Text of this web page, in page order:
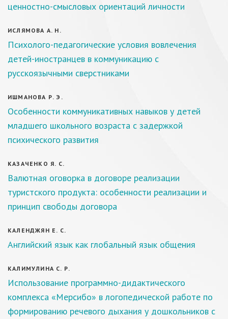
ценностно-смысловых ориентаций личности
ИСЛЯМОВА А. Н.
Психолого-педагогические условия вовлечения
детей-иностранцев в коммуникацию с
русскоязычными сверстниками
ИШМАНОВА Р. Э.
Особенности коммуникативных навыков у детей
младшего школьного возраста с задержкой
психического развития
КАЗАЧЕНКО Я. С.
Валютная оговорка в договоре реализации
туристского продукта: особенности реализации и
принцип свободы договора
КАЛЕНДЖЯН Е. С.
Английский язык как глобальный язык общения
КАЛИМУЛИНА С. Р.
Использование программно-дидактического
комплекса «Мерсибо» в логопедической работе по
формированию речевого дыхания у дошкольников с